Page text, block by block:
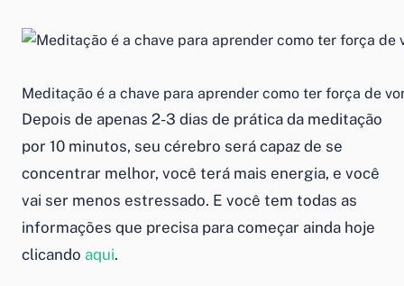
Meditação é a chave para aprender como ter força de
Depois de apenas 2-3 dias de prática da meditação
por 10 minutos, seu cérebro será capaz de se
concentrar melhor, você terá mais energia, e você
vai ser menos estressado. E você tem todas as
informações que precisa para começar ainda hoje
clicando aqui.